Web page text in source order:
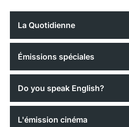
La Quotidienne
Émissions spéciales
Do you speak English?
L'émission cinéma